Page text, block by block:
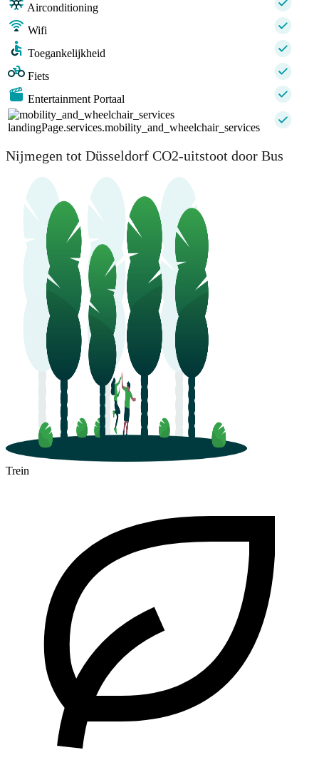
Airconditioning
Wifi
Toegankelijkheid
Fiets
Entertainment Portaal
landingPage.services.mobility_and_wheelchair_services
Nijmegen tot Düsseldorf CO2-uitstoot door Bus
Trein